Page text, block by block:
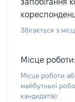
запобігання
Збігається з
Місце роботи:
Місце роботи
майбутньої
кандидатів):